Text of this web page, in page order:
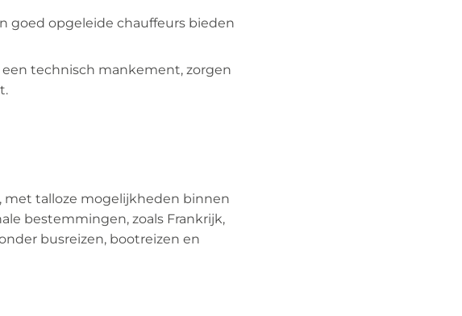
goed opgeleide chauffeurs bieden
technisch mankement, zorgen
met talloze mogelijkheden binnen
bestemmingen, zoals Frankrijk,
busreizen, bootreizen en